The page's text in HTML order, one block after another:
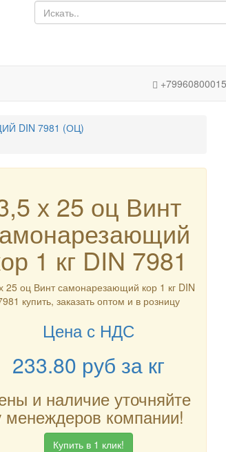
+79960800015
DIN 7981 (ОЦ)
х 25 оц Винт
1 кг DIN 7981
25 оц Винт самонарезающий кор 1 кг DIN
купить, заказать оптом и в розницу
Цена с НДС
233.80 руб за кг
и наличие уточняйте
менеждеров компании!
Купить в 1 клик!